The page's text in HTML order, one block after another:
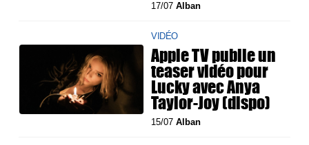
17/07Alban
VIDÉO
Apple TV publie un
teaser vidéo pour
Lucky avec Anya
Taylor-Joy (dispo)
15/07Alban